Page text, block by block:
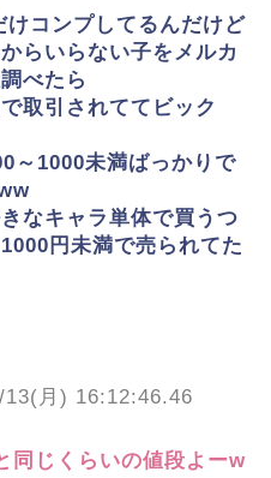
コンプしてるんだけど
らいらない子をメルカ
べたら
取引されててビック
～1000未満ばっかりで
なキャラ単体で買うつ
円未満で売られてた
13(月) 16:12:46.46
同じくらいの値段よーw